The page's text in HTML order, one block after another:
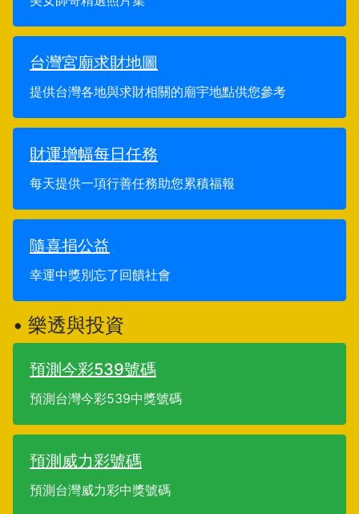
台灣宮廟求財地圖
提供台灣各地與求財相關的廟宇地點供您參考
財運增幅每日任務
每天提供一項行善任務助您累積福報
隨喜捐公益
幸運中獎別忘了回饋社會
• 樂透與投資
預測今彩539號碼
預測台灣今彩539中獎號碼
預測威力彩號碼
預測台灣威力彩中獎號碼